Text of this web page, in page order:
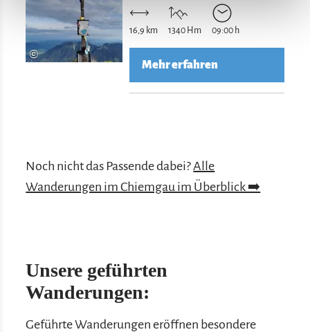
©
16,9 km 1340 Hm 09:00 h
Mehr erfahren
Noch nicht das Passende dabei?Alle
Wanderungen im Chiemgau im Überblick ➡️
Unsere geführten
Wanderungen:
Geführte Wanderungen eröffnen besondere